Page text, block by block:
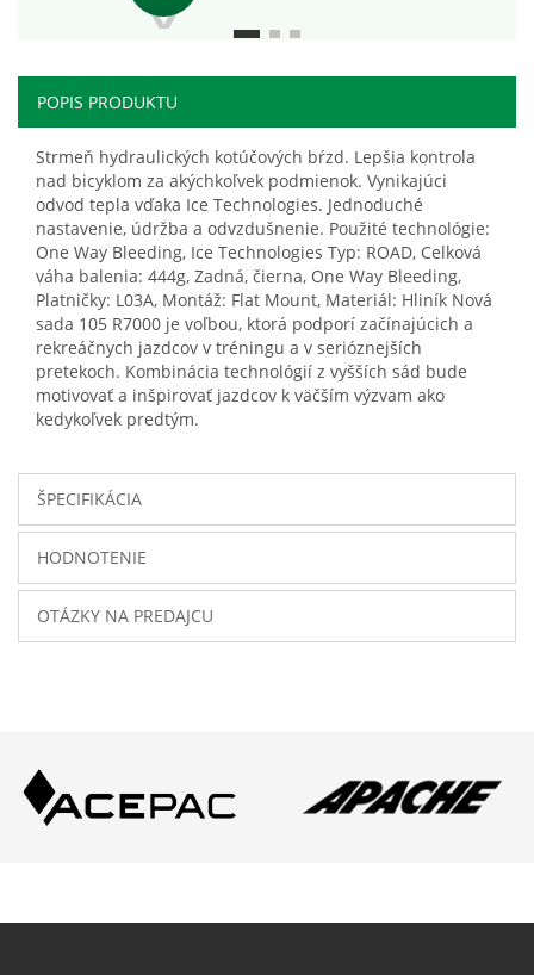
POPIS PRODUKTU
Strmeň hydraulických kotúčových bŕzd. Lepšia kontrola
nad bicyklom za akýchkoľvek podmienok. Vynikajúci
odvod tepla vďaka Ice Technologies. Jednoduché
nastavenie, údržba a odvzdušnenie. Použité technológie:
One Way Bleeding, Ice Technologies Typ: ROAD, Celková
váha balenia: 444g, Zadná, čierna, One Way Bleeding,
Platničky: L03A, Montáž: Flat Mount, Materiál: Hliník Nová
sada 105 R7000 je voľbou, ktorá podporí začínajúcich a
rekreáčnych jazdcov v tréningu a v serióznejších
pretekoch. Kombinácia technológií z vyšších sád bude
motivovať a inšpirovať jazdcov k väčším výzvam ako
kedykoľvek predtým.
ŠPECIFIKÁCIA
HODNOTENIE
OTÁZKY NA PREDAJCU